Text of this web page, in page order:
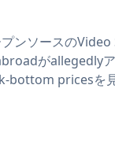
ンソースの
がallegedly
bottom pricesを見